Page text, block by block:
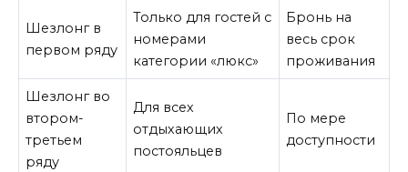
Шезлонг в
первом ряду
Только для гостей с
номерами
категории «люкс»
Бронь на
весь срок
проживания
Шезлонг во
втором-
третьем
ряду
Для всех
отдыхающих
постояльцев
По мере
доступности